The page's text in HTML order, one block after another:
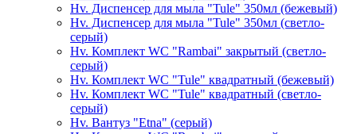
Hv. Диспенсер для мыла "Tule" 350мл (бежевый)
Hv. Диспенсер для мыла "Tule" 350мл (светло-
серый)
Hv. Комплект WC "Rambai" закрытый (светло-
серый)
Hv. Комплект WC "Tule" квадратный (бежевый)
Hv. Комплект WC "Tule" квадратный (светло-
серый)
Hv. Вантуз "Etna" (серый)